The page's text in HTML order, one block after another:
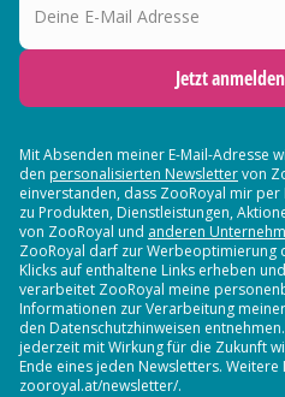
Jetzt anmelden
Mit Absenden meiner E-Mail-Adresse
den personalisierten Newslettervon
einverstanden, dass ZooRoyal mir
zu Produkten, Dienstleistungen,
von ZooRoyal und anderen
ZooRoyal darf zur Werbeoptimierung
Klicks auf enthaltene Links erheben
verarbeitet ZooRoyal meine
Informationen zur Verarbeitung
den Datenschutzhinweisen
jederzeit mit Wirkung für die Zukunft
Ende eines jeden Newsletters.
zooroyal.at/newsletter/.